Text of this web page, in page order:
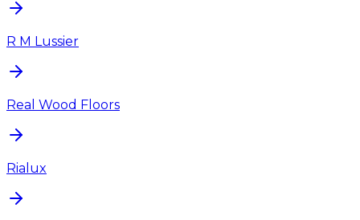
R M Lussier
Real Wood Floors
Rialux